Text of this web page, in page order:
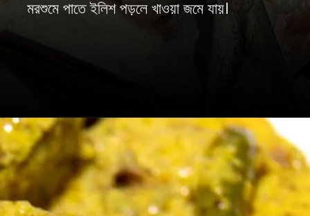
ইলিশ মাছ আমাদের সকলেরই প্রায় প্রিয়। বর্ষার
মরশুমে পাতে ইলিশ পড়লে খাওয়া জমে যায়।